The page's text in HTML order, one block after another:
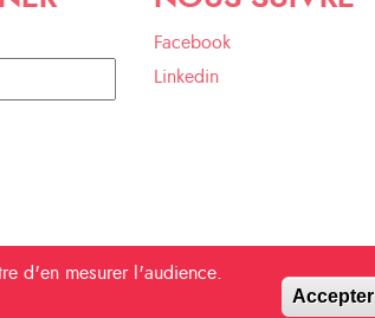
Facebook
Linkedin
d'en mesurer l'audience.
Accepter